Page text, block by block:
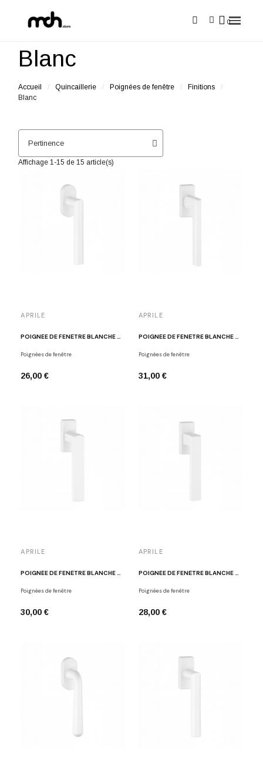
Blanc
Accueil Quincaillerie Poignées de fenêtre
Finitions
Blanc
Affichage 1-15 de 15 article(s)
APRILE
POIGNÉE DE FENÊTRE BLANCHE APRILE ARABIS
Poignées de fenêtre
26,00 €
APRILE
POIGNÉE DE FENÊTRE BLANCHE APRILE PYROLA
Poignées de fenêtre
31,00 €
APRILE
POIGNÉE DE FENÊTRE BLANCHE APRILE HOSTA
Poignées de fenêtre
30,00 €
APRILE
POIGNÉE DE FENÊTRE BLANCHE APRILE SULLA
Poignées de fenêtre
28,00 €